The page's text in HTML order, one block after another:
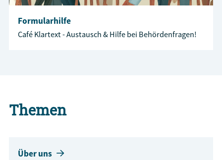
Formularhilfe
Café Klartext - Austausch & Hilfe bei Behördenfragen!
Themen
Über uns